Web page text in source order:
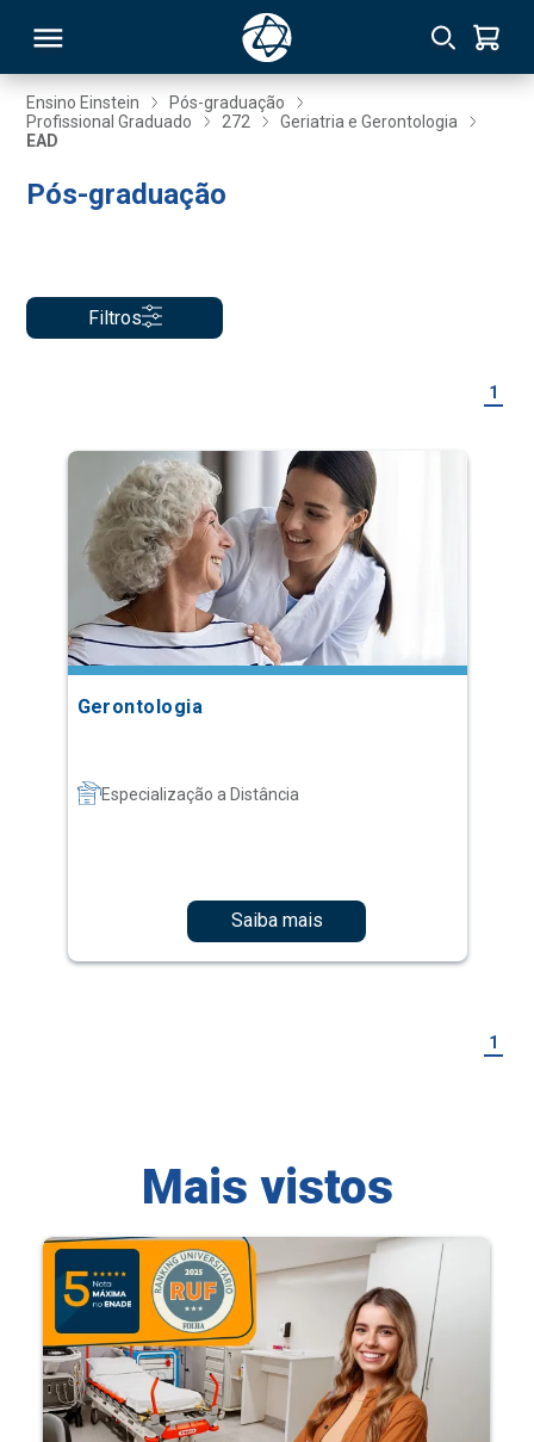
Ensino Einstein
Pós-graduação
Profissional Graduado
272
Geriatria e Gerontologia
EAD
Pós-graduação
Filtros
1
Gerontologia
Especialização a Distância
Saiba mais
1
Mais vistos